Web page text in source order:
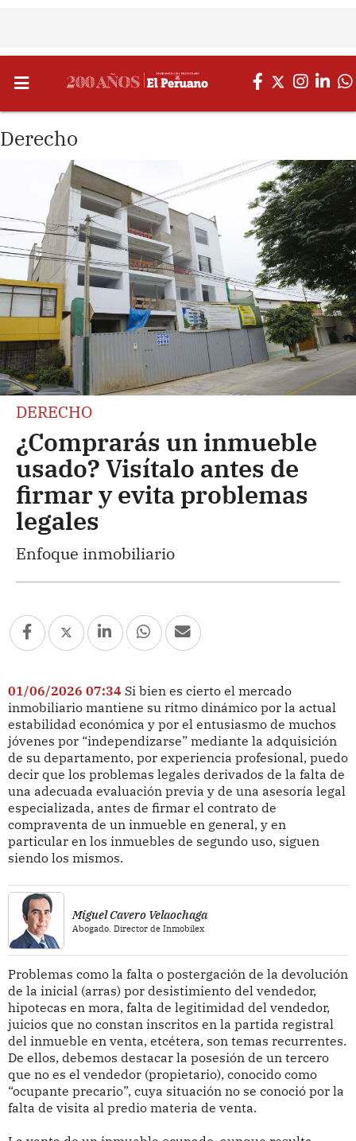
Derecho
DERECHO
¿Comprarás un inmueble
usado? Visítalo antes de
firmar y evita problemas
legales
Enfoque inmobiliario
01/06/2026 07:34 Si bien es cierto el mercado
inmobiliario mantiene su ritmo dinámico por la actual
estabilidad económica y por el entusiasmo de muchos
jóvenes por “independizarse” mediante la adquisición
de su departamento, por experiencia profesional, puedo
decir que los problemas legales derivados de la falta de
una adecuada evaluación previa y de una asesoría legal
especializada, antes de firmar el contrato de
compraventa de un inmueble en general, y en
particular en los inmuebles de segundo uso, siguen
siendo los mismos.
Miguel Cavero Velaochaga
Abogado. Director de Inmobilex
Problemas como la falta o postergación de la devolución
de la inicial (arras) por desistimiento del vendedor,
hipotecas en mora, falta de legitimidad del vendedor,
juicios que no constan inscritos en la partida registral
del inmueble en venta, etcétera, son temas recurrentes.
De ellos, debemos destacar la posesión de un tercero
que no es el vendedor (propietario), conocido como
“ocupante precario”, cuya situación no se conoció por la
falta de visita al predio materia de venta.